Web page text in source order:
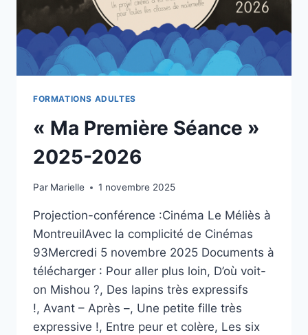
FORMATIONS ADULTES
« Ma Première Séance »
2025-2026
Par Marielle 1 novembre 2025
Projection-conférence :Cinéma Le Méliès à
MontreuilAvec la complicité de Cinémas
93Mercredi 5 novembre 2025 Documents à
télécharger : Pour aller plus loin, D’où voit-
on Mishou ?, Des lapins très expressifs
!, Avant – Après –, Une petite fille très
expressive !, Entre peur et colère, Les six